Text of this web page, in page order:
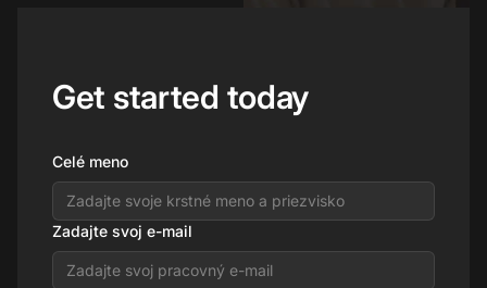
Get started today
Celé meno
Zadajte svoj e-mail